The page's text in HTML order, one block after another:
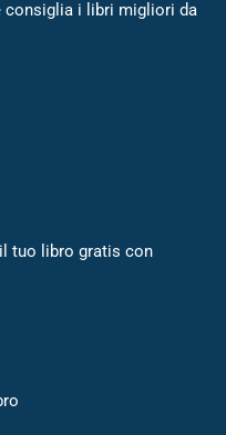
consiglia i libri migliori da
tuo libro gratis con